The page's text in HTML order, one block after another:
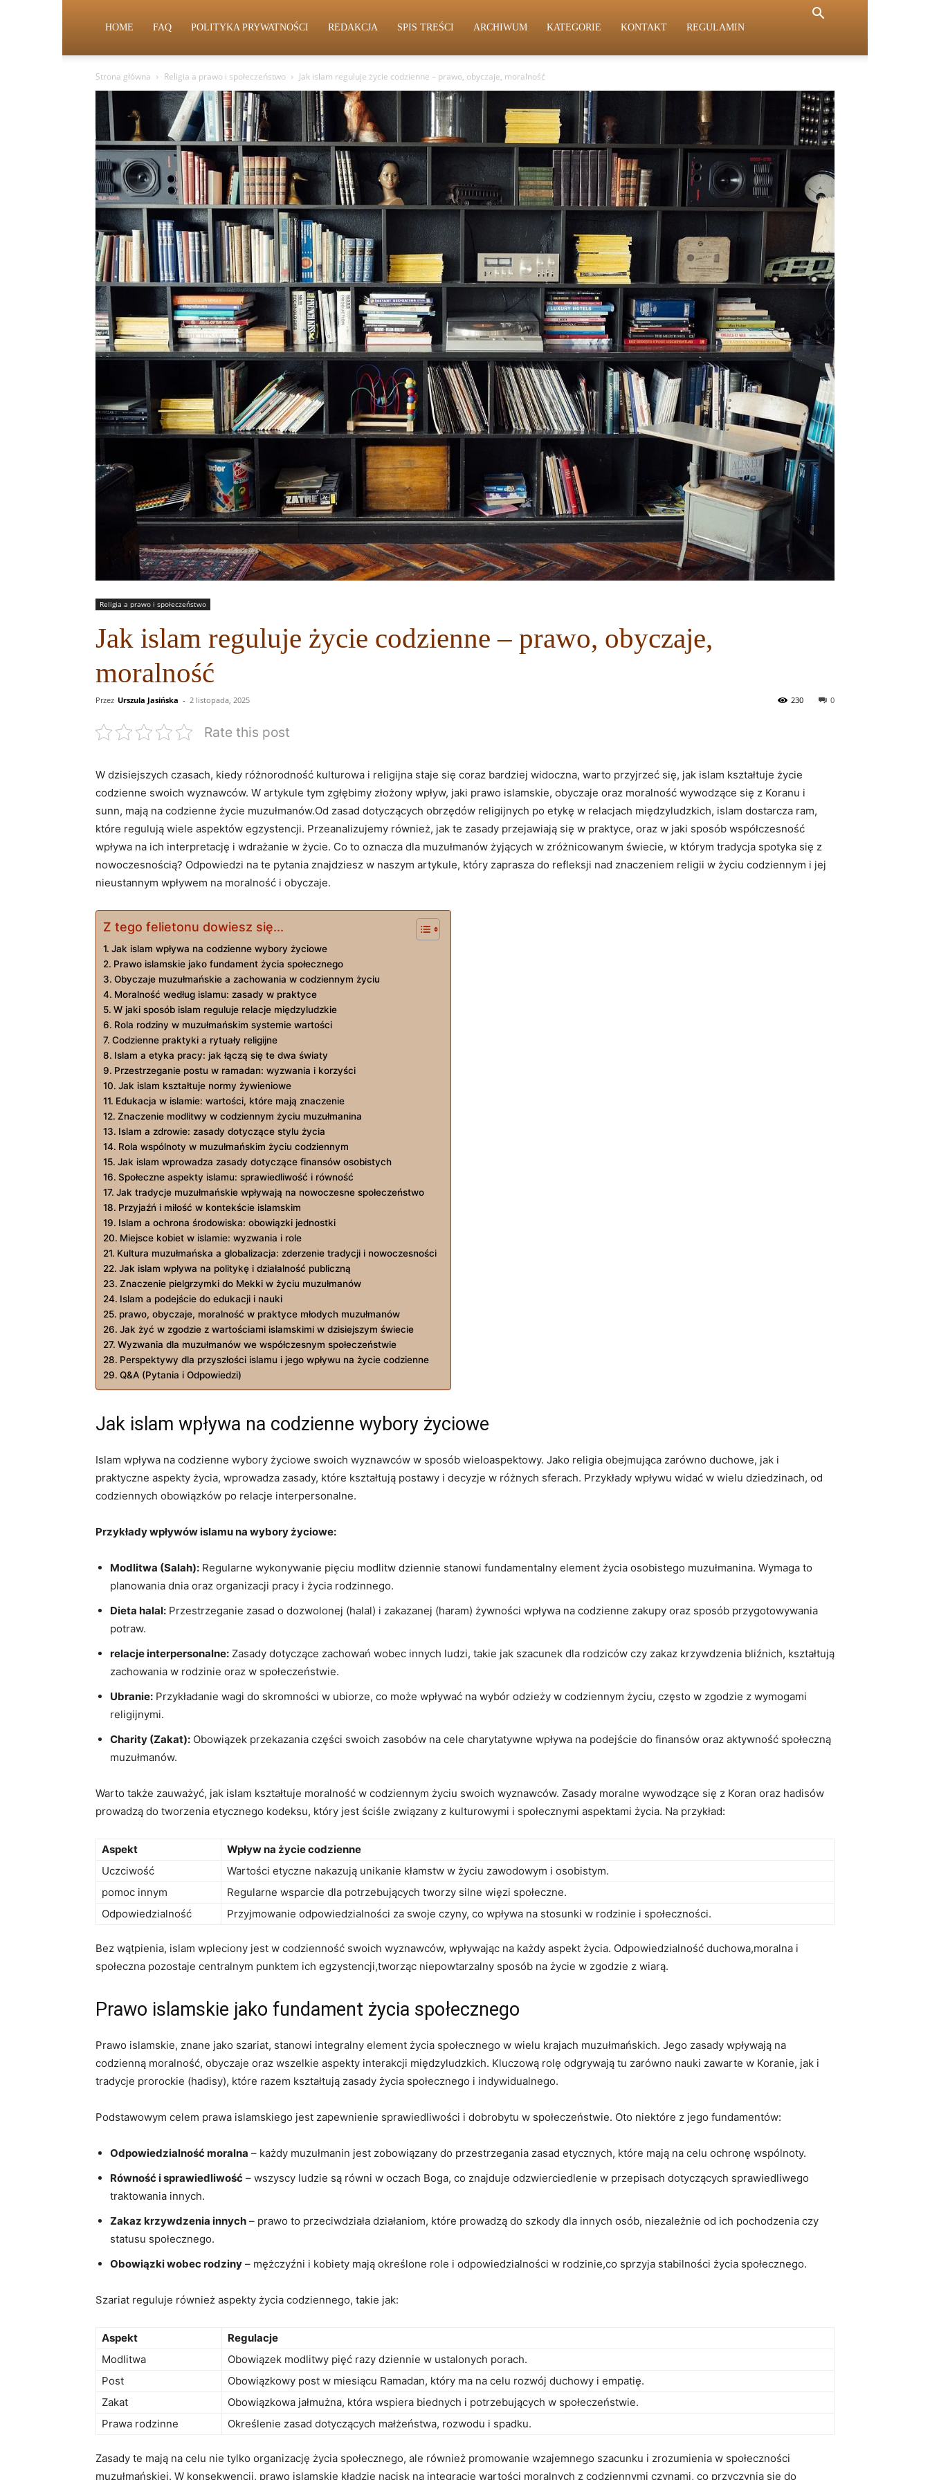
HOME FAQ POLITYKA PRYWATNOŚCI REDAKCJA SPIS TREŚCI ARCHIWUM KATEGORIE KONTAKT REGULAMIN
Strona główna Religia a prawo i społeczeństwo Jak islam reguluje życie codzienne – prawo, obyczaje, moralność
Religia a prawo i społeczeństwo
Jak islam reguluje życie codzienne – prawo, obyczaje,
moralność
Przez Urszula Jasińska - 2 listopada, 2025 0
230
Rate this post
W dzisiejszych czasach, kiedy różnorodność kulturowa i religijna staje się coraz bardziej widoczna, warto przyjrzeć się, jak islam kształtuje życie
codzienne swoich wyznawców. W artykule tym zgłębimy złożony wpływ, jaki prawo islamskie, obyczaje oraz moralność wywodzące się z Koranu i
sunn, mają na codzienne życie muzułmanów.Od zasad dotyczących obrzędów religijnych po etykę w relacjach międzyludzkich, islam dostarcza ram,
które regulują wiele aspektów egzystencji. Przeanalizujemy również, jak te zasady przejawiają się w praktyce, oraz w jaki sposób współczesność
wpływa na ich interpretację i wdrażanie w życie. Co to oznacza dla muzułmanów żyjących w zróżnicowanym świecie, w którym tradycja spotyka się z
nowoczesnością? Odpowiedzi na te pytania znajdziesz w naszym artykule, który zaprasza do refleksji nad znaczeniem religii w życiu codziennym i jej
nieustannym wpływem na moralność i obyczaje.
Z tego felietonu dowiesz się...
Jak islam wpływa na codzienne wybory życiowe
Prawo islamskie jako fundament życia społecznego
Obyczaje muzułmańskie a zachowania w codziennym życiu
Moralność według islamu: zasady w praktyce
W jaki sposób islam reguluje relacje międzyludzkie
Rola rodziny w muzułmańskim systemie wartości
Codzienne praktyki a rytuały religijne
Islam a etyka pracy: jak łączą się te dwa światy
Przestrzeganie postu w ramadan: wyzwania i korzyści
Jak islam kształtuje normy żywieniowe
Edukacja w islamie: wartości, które mają znaczenie
Znaczenie modlitwy w codziennym życiu muzułmanina
Islam a zdrowie: zasady dotyczące stylu życia
Rola wspólnoty w muzułmańskim życiu codziennym
Jak islam wprowadza zasady dotyczące finansów osobistych
Społeczne aspekty islamu: sprawiedliwość i równość
Jak tradycje muzułmańskie wpływają na nowoczesne społeczeństwo
Przyjaźń i miłość w kontekście islamskim
Islam a ochrona środowiska: obowiązki jednostki
Miejsce kobiet w islamie: wyzwania i role
Kultura muzułmańska a globalizacja: zderzenie tradycji i nowoczesności
Jak islam wpływa na politykę i działalność publiczną
Znaczenie pielgrzymki do Mekki w życiu muzułmanów
Islam a podejście do edukacji i nauki
prawo, obyczaje, moralność w praktyce młodych muzułmanów
Jak żyć w zgodzie z wartościami islamskimi w dzisiejszym świecie
Wyzwania dla muzułmanów we współczesnym społeczeństwie
Perspektywy dla przyszłości islamu i jego wpływu na życie codzienne
Q&A (Pytania i Odpowiedzi)
Jak islam wpływa na codzienne wybory życiowe
Islam wpływa na codzienne wybory życiowe swoich wyznawców w sposób wieloaspektowy. Jako religia obejmująca zarówno duchowe, jak i
praktyczne aspekty życia, wprowadza zasady, które kształtują postawy i decyzje w różnych sferach. Przykłady wpływu widać w wielu dziedzinach, od
codziennych obowiązków po relacje interpersonalne.
Przykłady wpływów islamu na wybory życiowe:
Modlitwa (Salah): Regularne wykonywanie pięciu modlitw dziennie stanowi fundamentalny element życia osobistego muzułmanina. Wymaga to
planowania dnia oraz organizacji pracy i życia rodzinnego.
Dieta halal: Przestrzeganie zasad o dozwolonej (halal) i zakazanej (haram) żywności wpływa na codzienne zakupy oraz sposób przygotowywania
potraw.
relacje interpersonalne: Zasady dotyczące zachowań wobec innych ludzi, takie jak szacunek dla rodziców czy zakaz krzywdzenia bliźnich, kształtują
zachowania w rodzinie oraz w społeczeństwie.
Ubranie: Przykładanie wagi do skromności w ubiorze, co może wpływać na wybór odzieży w codziennym życiu, często w zgodzie z wymogami
religijnymi.
Charity (Zakat): Obowiązek przekazania części swoich zasobów na cele charytatywne wpływa na podejście do finansów oraz aktywność społeczną
muzułmanów.
Warto także zauważyć, jak islam kształtuje moralność w codziennym życiu swoich wyznawców. Zasady moralne wywodzące się z Koran oraz hadisów
prowadzą do tworzenia etycznego kodeksu, który jest ściśle związany z kulturowymi i społecznymi aspektami życia. Na przykład:
Aspekt
Wpływ na życie codzienne
Uczciwość
Wartości etyczne nakazują unikanie kłamstw w życiu zawodowym i osobistym.
pomoc innym
Regularne wsparcie dla potrzebujących tworzy silne więzi społeczne.
Odpowiedzialność
Przyjmowanie odpowiedzialności za swoje czyny, co wpływa na stosunki w rodzinie i społeczności.
Bez wątpienia, islam wpleciony jest w codzienność swoich wyznawców, wpływając na każdy aspekt życia. Odpowiedzialność duchowa,moralna i
społeczna pozostaje centralnym punktem ich egzystencji,tworząc niepowtarzalny sposób na życie w zgodzie z wiarą.
Prawo islamskie jako fundament życia społecznego
Prawo islamskie, znane jako szariat, stanowi integralny element życia społecznego w wielu krajach muzułmańskich. Jego zasady wpływają na
codzienną moralność, obyczaje oraz wszelkie aspekty interakcji międzyludzkich. Kluczową rolę odgrywają tu zarówno nauki zawarte w Koranie, jak i
tradycje prorockie (hadisy), które razem kształtują zasady życia społecznego i indywidualnego.
Podstawowym celem prawa islamskiego jest zapewnienie sprawiedliwości i dobrobytu w społeczeństwie. Oto niektóre z jego fundamentów:
Odpowiedzialność moralna – każdy muzułmanin jest zobowiązany do przestrzegania zasad etycznych, które mają na celu ochronę wspólnoty.
Równość i sprawiedliwość – wszyscy ludzie są równi w oczach Boga, co znajduje odzwierciedlenie w przepisach dotyczących sprawiedliwego
traktowania innych.
Zakaz krzywdzenia innych – prawo to przeciwdziała działaniom, które prowadzą do szkody dla innych osób, niezależnie od ich pochodzenia czy
statusu społecznego.
Obowiązki wobec rodziny – mężczyźni i kobiety mają określone role i odpowiedzialności w rodzinie,co sprzyja stabilności życia społecznego.
Szariat reguluje również aspekty życia codziennego, takie jak:
Aspekt
Regulacje
Modlitwa
Obowiązek modlitwy pięć razy dziennie w ustalonych porach.
Post
Obowiązkowy post w miesiącu Ramadan, który ma na celu rozwój duchowy i empatię.
Zakat
Obowiązkowa jałmużna, która wspiera biednych i potrzebujących w społeczeństwie.
Prawa rodzinne
Określenie zasad dotyczących małżeństwa, rozwodu i spadku.
Zasady te mają na celu nie tylko organizację życia społecznego, ale również promowanie wzajemnego szacunku i zrozumienia w społeczności
muzułmańskiej. W konsekwencji, prawo islamskie kładzie nacisk na integrację wartości moralnych z codziennymi czynami, co przyczynia się do